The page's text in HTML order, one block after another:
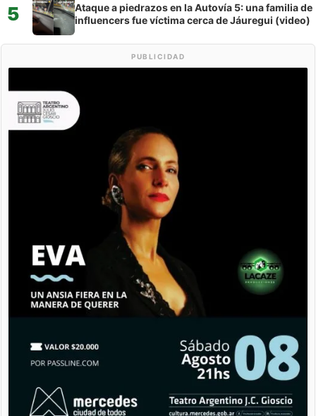
5
Ataque a piedrazos en la Autovía 5: una familia de
influencers fue víctima cerca de Jáuregui (video)
PUBLICIDAD